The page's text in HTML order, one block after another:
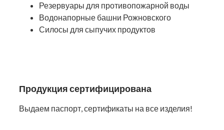
Резервуары для противопожарной воды
Водонапорные башни Рожновского
Силосы для сыпучих продуктов
Продукция сертифицирована
Выдаем паспорт, сертификаты на все изделия!